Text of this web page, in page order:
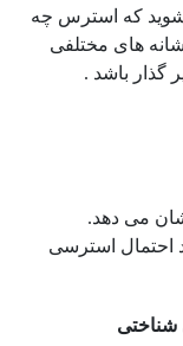
که استرس چه
های مختلفی
گذار باشد .
می دهد.
احتمال استرسی
شناختی